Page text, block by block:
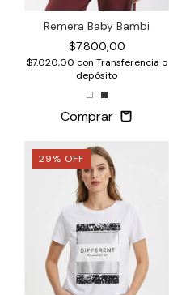
Remera Baby Bambi
$7.800,00
$7.020,00 con Transferencia o
depósito
Comprar
29% OFF